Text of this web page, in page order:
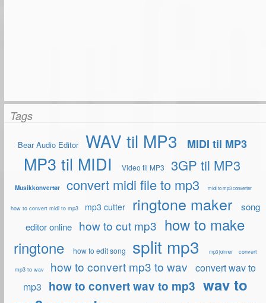
Tags
Bear Audio Editor WAV til MP3 MIDI til MP3
MP3 til MIDI Video til MP3 3GP til MP3
Musikkonvertør convert midi file to mp3 midi to mp3 converter
how to convert midi to mp3 mp3 cutter ringtone maker
song
editor online
how to cut mp3 how to make
ringtone
how to edit song split mp3 mp3 joinner convert
mp3 to wav how to convert mp3 to wav
convert wav to
mp3
how to convert wav to mp3 wav to